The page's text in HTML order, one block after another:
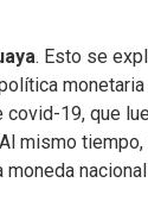
. Esto se
monetaria
19, que
mismo tiempo,